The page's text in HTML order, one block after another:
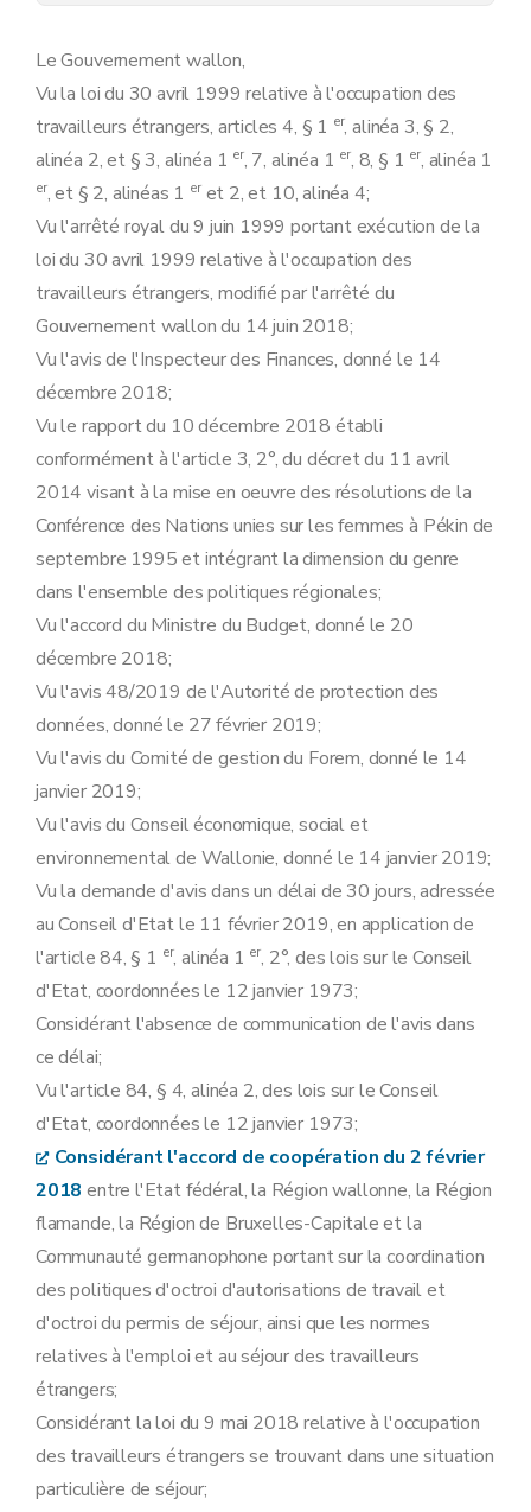
Art. 17
Section 2 Les travailleurs saisonniers
Art. 19
Art. 21
Art. 22
Art. 23
Art. 24
Art. 25
Section 3
Les personnes faisant l'objet d'un transfert temporaire intragroupe
Art. 26
Art. 27
Art. 28
Art. 29
Section 4
Art. 30
Art. 31
Art. 32
Art. 33
Art. 34
Section 5 Les stagiaires
Art. 35
Art. 36
Art. 37
Section 6 Les volontaires
Art. 38
Art. 39
Art. 40
Chapitre IV
Section 1 Introduction d'une demande d'admission au travail
Art. 41
Art. 43
Art. 44
Art. 46
Art. 47
Art. 49
Art. 50
Art. 51
Art. 52
Art. 53
Art. 55
Art. 56
Art. 57
Art. 58
Art. 59
Art. 60
Art. 61
Art. 62
Art. 63
Art. 64
Art. 65
Art. 66
Art. 67
Art. 68
Art. 69
Art. 70
Art. 71
Section 2 Introduction d'une admission au travail pour une période illimitée
Art. 72
Section 3 Introduction d'une demande d'admission au travail pour une période limitée prévues à l'article 4
Le Gouvernement wallon,
Vu la loi du 30 avril 1999 relative à l'occupation des
travailleurs étrangers, articles 4, § 1 er, alinéa 3, § 2,
alinéa 2, et § 3, alinéa 1 er, 7, alinéa 1 er, 8, § 1 er, alinéa 1
er, et § 2, alinéas 1 eret 2, et 10, alinéa 4;
Vu l'arrêté royal du 9 juin 1999 portant exécution de la
loi du 30 avril 1999 relative à l'occupation des
travailleurs étrangers, modifié par l'arrêté du
Gouvernement wallon du 14 juin 2018;
Vu l'avis de l'Inspecteur des Finances, donné le 14
décembre 2018;
Vu le rapport du 10 décembre 2018 établi
conformément à l'article 3, 2°, du décret du 11 avril
2014 visant à la mise en oeuvre des résolutions de la
Conférence des Nations unies sur les femmes à Pékin de
septembre 1995 et intégrant la dimension du genre
dans l'ensemble des politiques régionales;
Vu l'accord du Ministre du Budget, donné le 20
décembre 2018;
Vu l'avis 48/2019 de l'Autorité de protection des
données, donné le 27 février 2019;
Vu l'avis du Comité de gestion du Forem, donné le 14
janvier 2019;
Vu l'avis du Conseil économique, social et
environnemental de Wallonie, donné le 14 janvier 2019;
Vu la demande d'avis dans un délai de 30 jours, adressée
au Conseil d'Etat le 11 février 2019, en application de
l'article 84, § 1 er, alinéa 1 er, 2°, des lois sur le Conseil
d'Etat, coordonnées le 12 janvier 1973;
Considérant l'absence de communication de l'avis dans
ce délai;
Vu l'article 84, § 4, alinéa 2, des lois sur le Conseil
d'Etat, coordonnées le 12 janvier 1973;
Considérant l'accord de coopération du 2 février
2018 entre l'Etat fédéral, la Région wallonne, la Région
flamande, la Région de Bruxelles-Capitale et la
Communauté germanophone portant sur la coordination
des politiques d'octroi d'autorisations de travail et
d'octroi du permis de séjour, ainsi que les normes
relatives à l'emploi et au séjour des travailleurs
étrangers;
Considérant la loi du 9 mai 2018 relative à l'occupation
des travailleurs étrangers se trouvant dans une situation
particulière de séjour;